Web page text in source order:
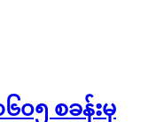
၀၅ စခန်းမှ